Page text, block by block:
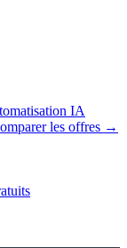
IA
les offres →